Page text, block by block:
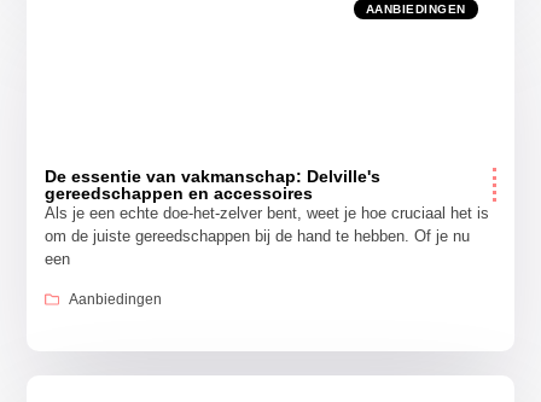
AANBIEDINGEN
De essentie van vakmanschap: Delville's
gereedschappen en accessoires
Als je een echte doe-het-zelver bent, weet je hoe cruciaal het is
om de juiste gereedschappen bij de hand te hebben. Of je nu
een
Aanbiedingen